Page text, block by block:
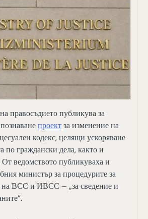
правосъдието публикува за
проектза изменение на
кодекс, целящи ускоряване
по граждански дела, както и
ведомството публикуваха и
министър за процедурите за
на ВСС и ИВСС – „за сведение и